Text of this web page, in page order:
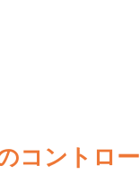
コントロ